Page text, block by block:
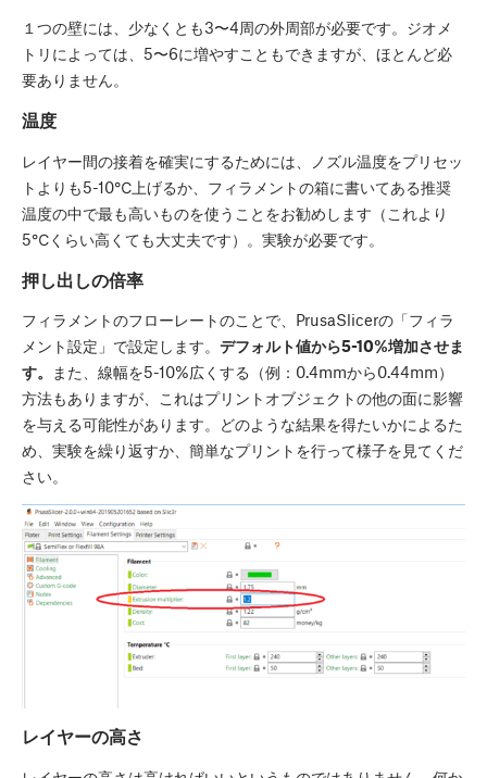
１つの壁には、少なくとも3〜4周の外周部が必要です。ジオメ
トリによっては、5〜6に増やすこともできますが、ほとんど必
要ありません。
温度
レイヤー間の接着を確実にするためには、ノズル温度をプリセッ
トよりも5-10℃上げるか、フィラメントの箱に書いてある推奨
温度の中で最も高いものを使うことをお勧めします（これより
5℃くらい高くても大丈夫です）。実験が必要です。
押し出しの倍率
フィラメントのフローレートのことで、PrusaSlicerの「フィラ
メント設定」で設定します。 デフォルト値から5-10%増加させま
す。
また、線幅を5-10%広くする（例：0.4mmから0.44mm）
方法もありますが、これはプリントオブジェクトの他の面に影響
を与える可能性があります。どのような結果を得たいかによるた
め、実験を繰り返すか、簡単なプリントを行って様子を見てくだ
さい。
レイヤーの高さ